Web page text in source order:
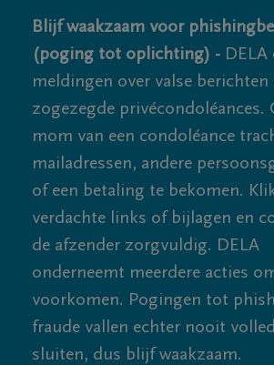
Blijf waakzaam voor
(poging tot oplichting) -
meldingen over valse berichten
zogezegde privécondoléances.
mom van een condoléance
mailadressen, andere
of een betaling te bekomen.
verdachte links of bijlagen en
de afzender zorgvuldig. DELA
onderneemt meerdere acties
voorkomen. Pogingen tot
fraude vallen echter nooit
sluiten, dus blijf waakzaam.